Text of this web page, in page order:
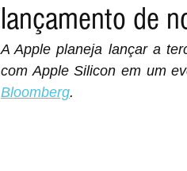
lançamento de
A Apple planeja lançar a
com Apple Silicon em um
Bloomberg‌.